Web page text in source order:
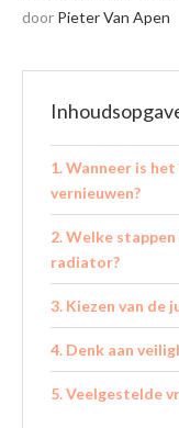
door Pieter Van Apen
Wanneer is
vernieuwen?
Welke stappen
radiator?
Kiezen van de
Denk aan
Veelgestelde